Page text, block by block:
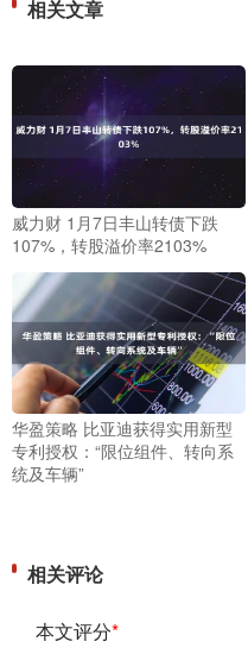
相关文章
威力财 1月7日丰山转债下跌
107%，转股溢价率2103%
华盈策略 比亚迪获得实用新型
专利授权：“限位组件、转向系
统及车辆”
相关评论
本文评分*